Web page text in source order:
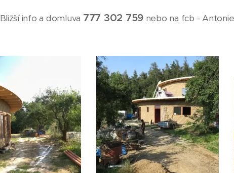
Bližší info a domluva 777 302 759 nebo na fcb -